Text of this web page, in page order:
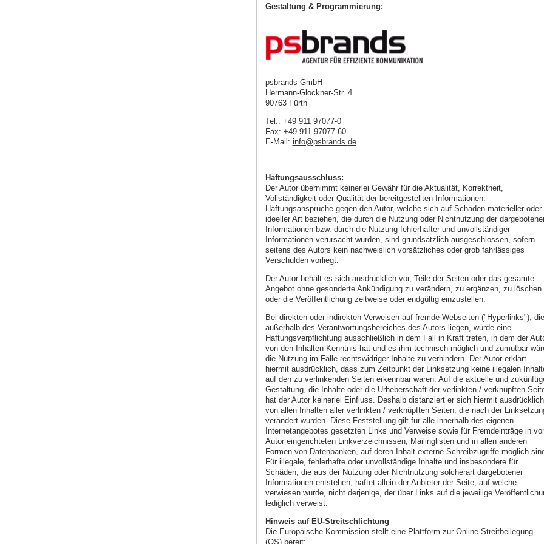
Gestaltung & Programmierung:
psbrands GmbH
Hermann-Glockner-Str. 4
90763 Fürth
Tel.: +49 911 97077-0
Fax: +49 911 97077-60
E-Mail: info@psbrands de
Haftungsausschluss:
Der Autor übernimmt keinerlei Gewähr für die Aktualität, Korrektheit,
Vollständigkeit oder Qualität der bereitgestellten Informationen.
Haftungsansprüche gegen den Autor, welche sich auf Schäden materieller oder
ideeller Art beziehen, die durch die Nutzung oder Nichtnutzung der
Informationen bzw. durch die Nutzung fehlerhafter und unvollständiger
Informationen verursacht wurden, sind grundsätzlich ausgeschlossen, sofern
seitens des Autors kein nachweislich vorsätzliches oder grob fahrlässiges
Verschulden vorliegt.
Der Autor behält es sich ausdrücklich vor, Teile der Seiten oder das gesamte
Angebot ohne gesonderte Ankündigung zu verändern, zu ergänzen, zu löschen
oder die Veröffentlichung zeitweise oder endgültig einzustellen.
Bei direkten oder indirekten Verweisen auf fremde Webseiten ("Hyperlinks"), die
außerhalb des Verantwortungsbereiches des Autors liegen, würde eine
Haftungsverpflichtung ausschließlich in dem Fall in Kraft treten, in dem der
von den Inhalten Kenntnis hat und es ihm technisch möglich und zumutbar
die Nutzung im Falle rechtswidriger Inhalte zu verhindern. Der Autor erklärt
hiermit ausdrücklich, dass zum Zeitpunkt der Linksetzung keine illegalen
auf den zu verlinkenden Seiten erkennbar waren. Auf die aktuelle und
Gestaltung, die Inhalte oder die Urheberschaft der verlinkten / verknüpften
hat der Autor keinerlei Einfluss. Deshalb distanziert er sich hiermit ausdrücklich
von allen Inhalten aller verlinkten / verknüpften Seiten, die nach der
verändert wurden. Diese Feststellung gilt für alle innerhalb des eigenen
Internetangebotes gesetzten Links und Verweise sowie für Fremdeinträge in
Autor eingerichteten Linkverzeichnissen, Mailinglisten und in allen anderen
Formen von Datenbanken, auf deren Inhalt externe Schreibzugriffe möglich
Für illegale, fehlerhafte oder unvollständige Inhalte und insbesondere für
Schäden, die aus der Nutzung oder Nichtnutzung solcherart dargebotener
Informationen entstehen, haftet allein der Anbieter der Seite, auf welche
verwiesen wurde, nicht derjenige, der über Links auf die jeweilige
lediglich verweist.
Hinweis auf EU-Streitschlichtung
Die Europäische Kommission stellt eine Plattform zur Online-Streitbeilegung
(OS) bereit: